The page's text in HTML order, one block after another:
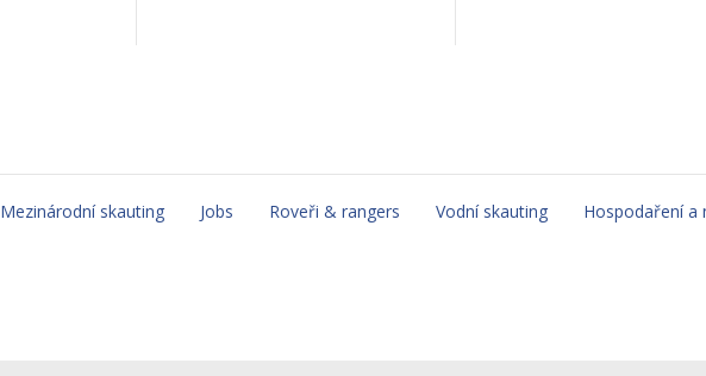
Mezinárodní skauting Jobs Roveři & rangers Vodní skauting Hospodaření a